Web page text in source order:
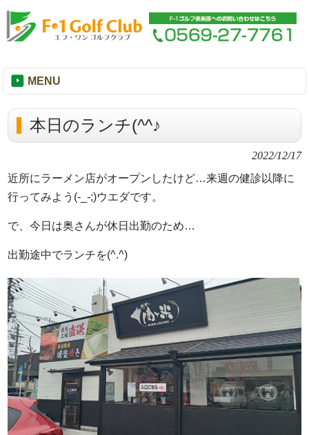
MENU
本日のランチ(^^♪
2022/12/17
近所にラーメン店がオープンしたけど…来週の健診以降に
行ってみよう(-_-;)ウエダです。
で、今日は奥さんが休日出勤のため…
出勤途中でランチを(^.^)